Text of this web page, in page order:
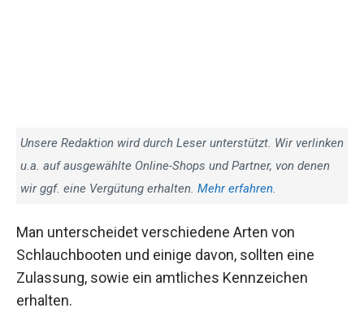
Unsere Redaktion wird durch Leser unterstützt. Wir verlinken
u.a. auf ausgewählte Online-Shops und Partner, von denen
wir ggf. eine Vergütung erhalten. Mehr erfahren.
Man unterscheidet verschiedene Arten von
Schlauchbooten und einige davon, sollten eine
Zulassung, sowie ein amtliches Kennzeichen
erhalten.